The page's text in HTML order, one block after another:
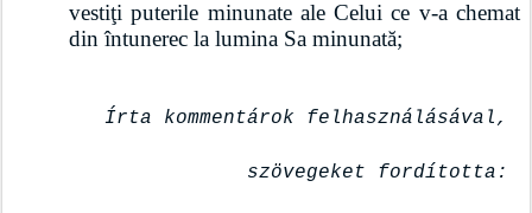
vestiţi puterile minunate ale Celui ce v-a chemat
din întunerec la lumina Sa minunată;
Írta kommentárok felhasználásával,
szövegeket fordította: